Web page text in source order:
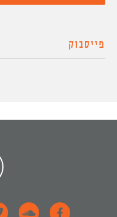
פייסבוק